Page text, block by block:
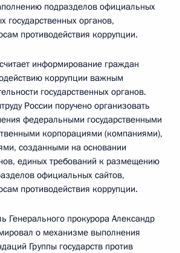
подразделов официальных
государственных органов,
противодействия коррупции.
информирование граждан
коррупции важным
государственных органов.
России поручено организовать
федеральными государственными
корпорациями (компаниями),
созданными на основании
единых требований к размещению
официальных сайтов,
противодействия коррупции.
Генерального прокурора Александр
о механизме выполнения
Группы государств против